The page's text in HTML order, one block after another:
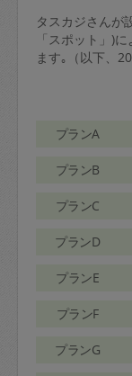
タスカジさんが
「スポット」)
ます｡（以下、
プランA
プランB
プランC
プランD
プランE
プランF
プランG